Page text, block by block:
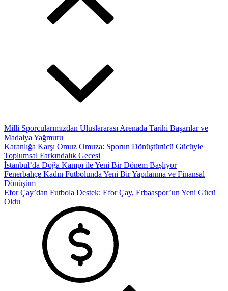
Milli Sporcularımızdan Uluslararası Arenada Tarihi Başarılar ve
Madalya Yağmuru
Karanlığa Karşı Omuz Omuza: Sporun Dönüştürücü Gücüyle
Toplumsal Farkındalık Gecesi
İstanbul’da Doğa Kampı ile Yeni Bir Dönem Başlıyor
Fenerbahçe Kadın Futbolunda Yeni Bir Yapılanma ve Finansal
Dönüşüm
Efor Çay’dan Futbola Destek: Efor Çay, Erbaaspor’un Yeni Gücü
Oldu